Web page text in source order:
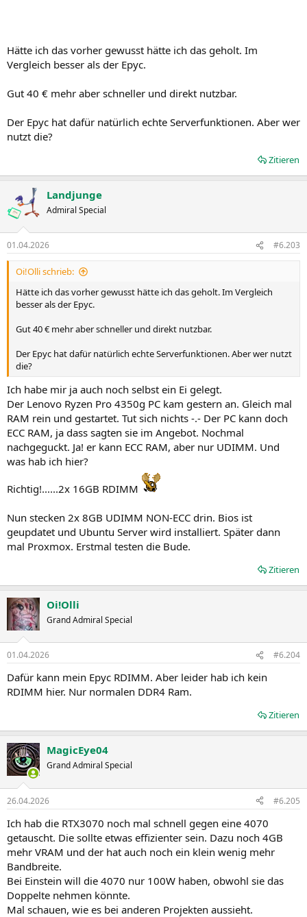
Hätte ich das vorher gewusst hätte ich das geholt. Im
Vergleich besser als der Epyc.
Gut 40 € mehr aber schneller und direkt nutzbar.
Der Epyc hat dafür natürlich echte Serverfunktionen. Aber wer
nutzt die?
Zitieren
Landjunge
Admiral Special
01.04.2026 #6.203
Oi!Olli schrieb:
Hätte ich das vorher gewusst hätte ich das geholt. Im Vergleich
besser als der Epyc.
Gut 40 € mehr aber schneller und direkt nutzbar.
Der Epyc hat dafür natürlich echte Serverfunktionen. Aber wer nutzt
die?
Ich habe mir ja auch noch selbst ein Ei gelegt.
Der Lenovo Ryzen Pro 4350g PC kam gestern an. Gleich mal
RAM rein und gestartet. Tut sich nichts -.- Der PC kann doch
ECC RAM, ja dass sagten sie im Angebot. Nochmal
nachgeguckt. Ja! er kann ECC RAM, aber nur UDIMM. Und
was hab ich hier?
Richtig!......2x 16GB RDIMM
Nun stecken 2x 8GB UDIMM NON-ECC drin. Bios ist
geupdatet und Ubuntu Server wird installiert. Später dann
mal Proxmox. Erstmal testen die Bude.
Zitieren
Oi!Olli
Grand Admiral Special
01.04.2026 #6.204
Dafür kann mein Epyc RDIMM. Aber leider hab ich kein
RDIMM hier. Nur normalen DDR4 Ram.
Zitieren
MagicEye04
Grand Admiral Special
26.04.2026 #6.205
Ich hab die RTX3070 noch mal schnell gegen eine 4070
getauscht. Die sollte etwas effizienter sein. Dazu noch 4GB
mehr VRAM und der hat auch noch ein klein wenig mehr
Bandbreite.
Bei Einstein will die 4070 nur 100W haben, obwohl sie das
Doppelte nehmen könnte.
Mal schauen, wie es bei anderen Projekten aussieht.